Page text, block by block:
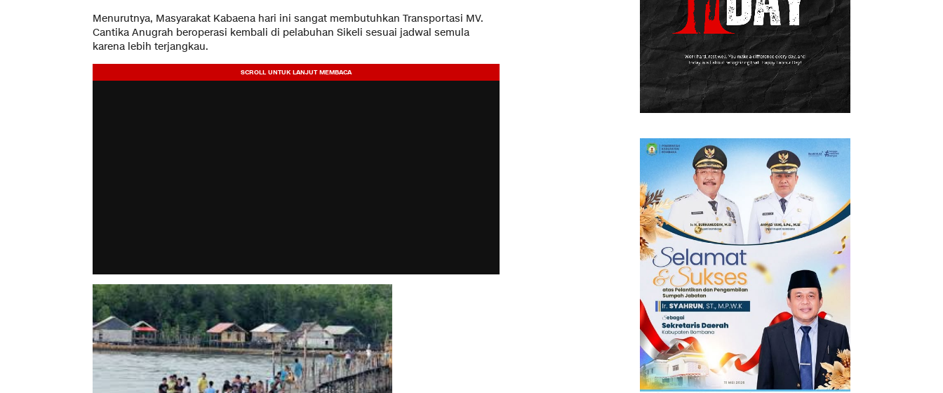
Menurutnya, Masyarakat Kabaena hari ini sangat membutuhkan Transportasi MV.
Cantika Anugrah beroperasi kembali di pelabuhan Sikeli sesuai jadwal semula
karena lebih terjangkau.